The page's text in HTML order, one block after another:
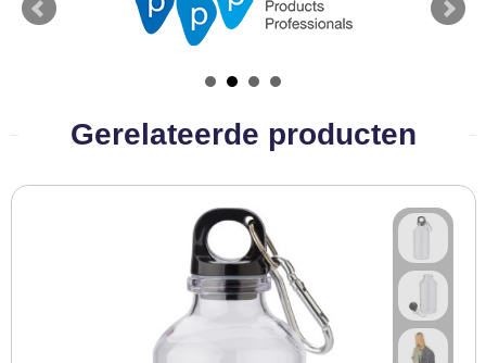
Gerelateerde producten